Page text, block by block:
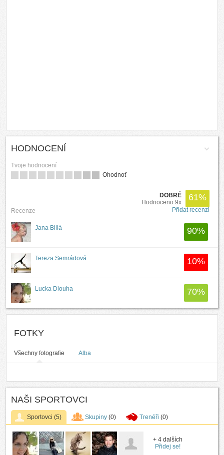
HODNOCENÍ
Tvoje hodnocení
Ohodnoť
61%
DOBRÉ
Hodnoceno 9x
Recenze
Přidat recenzi
Jana Billá 90%
Tereza Semrádová 10%
Lucka Dlouha 70%
FOTKY
Všechny fotografie Alba
NAŠI SPORTOVCI
Sportovci (5) Skupiny (0) Trenéři (0)
+ 4 dalších
Přidej se!